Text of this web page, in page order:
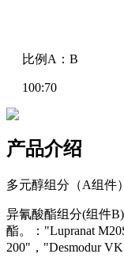
比例A：B
100:70
产品介绍
多元醇组分（A组件
异氰酸酯组分(组件
酯。："Lupranat
200"，"Desmodur